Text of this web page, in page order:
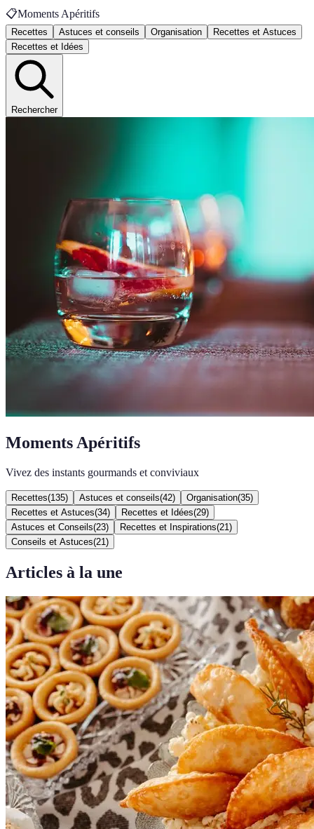
📋Moments Apéritifs
Recettes Astuces et conseils Organisation
Recettes et Astuces
Recettes et Idées
Rechercher
Moments Apéritifs
Vivez des instants gourmands et conviviaux
Recettes(135) Astuces et conseils(42) Organisation(35)
Recettes et Astuces(34) Recettes et Idées(29)
Astuces et Conseils(23) Recettes et Inspirations(21 )
Conseils et Astuces(21 )
Articles à la une